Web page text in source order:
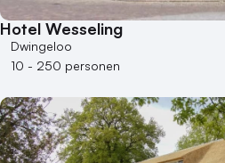
Duurzame locatie
Groene locatie
Heisessie
Hybride events
Industriële locatie
Kasteel en landgoed
Hotel Wesseling
Dwingeloo
10 - 250 personen